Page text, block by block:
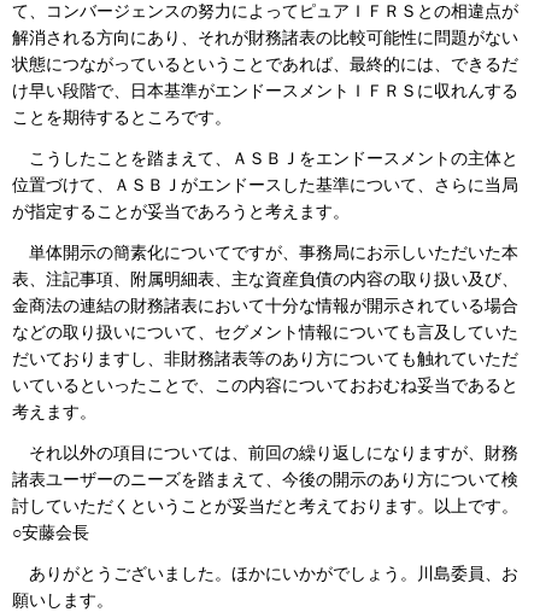
て、コンバージェンスの努力によってピュアＩＦＲＳとの相違点が
解消される方向にあり、それが財務諸表の比較可能性に問題がない
状態につながっているということであれば、最終的には、できるだ
け早い段階で、日本基準がエンドースメントＩＦＲＳに収れんする
ことを期待するところです。
こうしたことを踏まえて、ＡＳＢＪをエンドースメントの主体と
位置づけて、ＡＳＢＪがエンドースした基準について、さらに当局
が指定することが妥当であろうと考えます。
単体開示の簡素化についてですが、事務局にお示しいただいた本
表、注記事項、附属明細表、主な資産負債の内容の取り扱い及び、
金商法の連結の財務諸表において十分な情報が開示されている場合
などの取り扱いについて、セグメント情報についても言及していた
だいておりますし、非財務諸表等のあり方についても触れていただ
いているといったことで、この内容についておおむね妥当であると
考えます。
それ以外の項目については、前回の繰り返しになりますが、財務
諸表ユーザーのニーズを踏まえて、今後の開示のあり方について検
討していただくということが妥当だと考えております。以上です。
○安藤会長
ありがとうございました。ほかにいかがでしょう。川島委員、お
願いします。